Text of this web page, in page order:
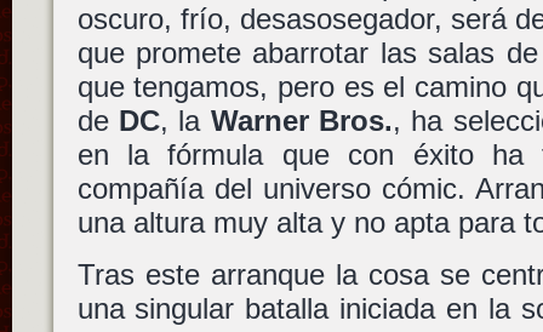
oscuro, frío, desasosegador, será
que promete abarrotar las salas
que tengamos, pero es el camino
de DC, la Warner Bros., ha
en la fórmula que con éxito ha
compañía del universo cómic.
una altura muy alta y no apta para
Tras este arranque la cosa se
una singular batalla iniciada en la